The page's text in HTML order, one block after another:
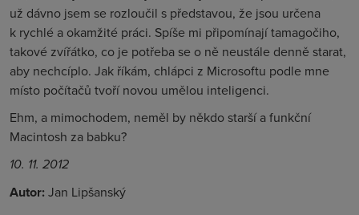
už dávno jsem se rozloučil s představou, že jsou určena
k rychlé a okamžité práci. Spíše mi připomínají tamagočiho,
takové zvířátko, co je potřeba se o ně neustále denně starat,
aby nechcíplo. Jak říkám, chlápci z Microsoftu podle mne
místo počítačů tvoří novou umělou inteligenci.
Ehm, a mimochodem, neměl by někdo starší a funkční
Macintosh za babku?
10. 11. 2012
Autor: Jan Lipšanský